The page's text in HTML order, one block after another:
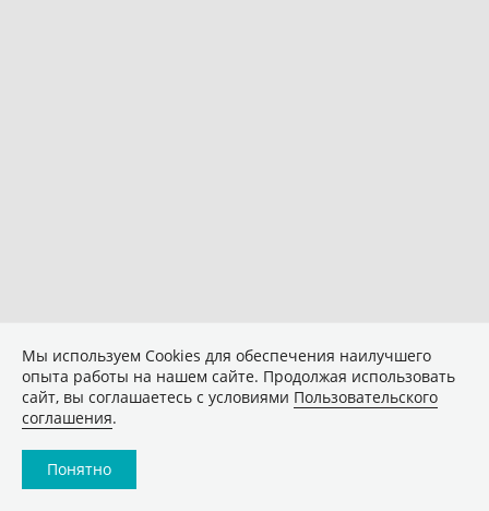
Мы используем Сookies для обеспечения наилучшего
опыта работы на нашем сайте. Продолжая использовать
сайт, вы соглашаетесь с условиями Пользовательского
соглашения.
Понятно